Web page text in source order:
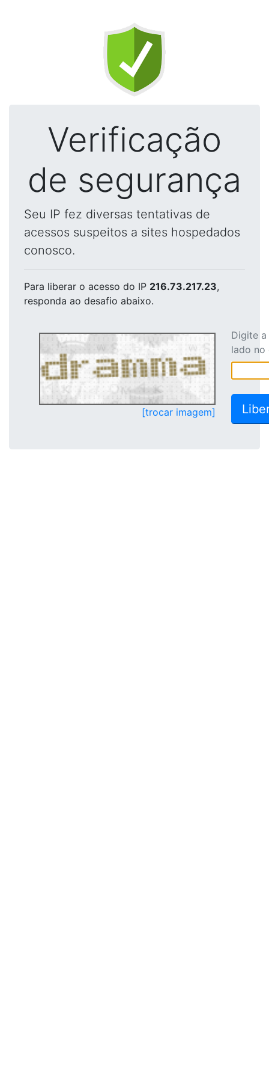
Verificação
de segurança
Seu IP fez diversas tentativas de
acessos suspeitos a sites hospedados
conosco.
Para liberar o acesso do IP 216.73.217.23,
responda ao desafio abaixo.
[trocar imagem]
Digite
lado no